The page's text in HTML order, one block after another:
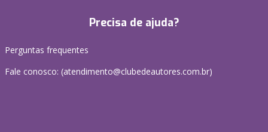
Precisa de ajuda?
Perguntas frequentes
Fale conosco: (atendimento@clubedeautores.com.br)